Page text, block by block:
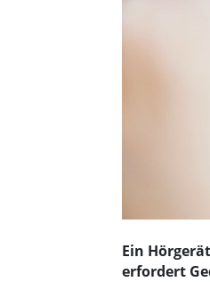
Ein
erfordert